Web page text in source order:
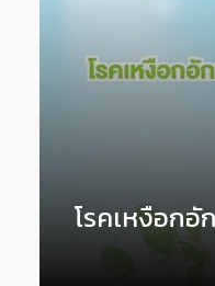
โรคเหงือกอั